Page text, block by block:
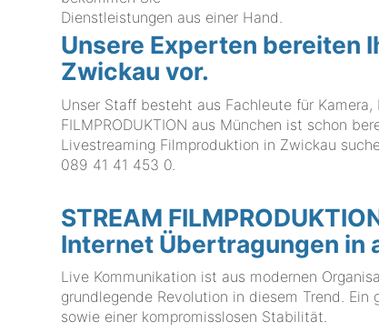
Dienstleistungen aus einer Hand.
Unsere Experten bereiten
Zwickau vor.
Unser Staff besteht aus Fachleute für Kamera,
FILMPRODUKTION aus München ist schon
Livestreaming Filmproduktion in Zwickau
089 41 41 453 0
STREAM
Internet Übertragungen in
Live Kommunikation ist aus modernen
grundlegende Revolution in diesem Trend.
sowie einer kompromisslosen Stabilität.